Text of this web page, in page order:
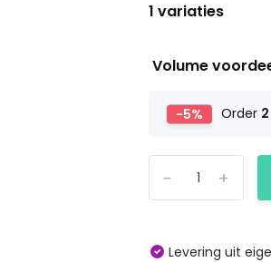
1 variaties
Volume
-5% Order 2
+
-
Levering uit